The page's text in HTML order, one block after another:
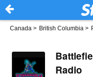
Canada > British Columbia >
Radio